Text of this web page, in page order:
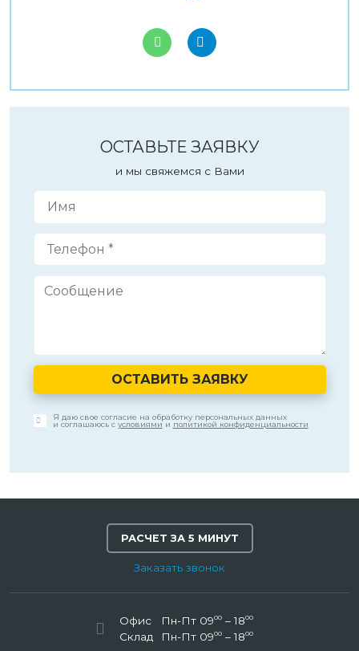
ОСТАВЬТЕ ЗАЯВКУ
и мы свяжемся с Вами
ОСТАВИТЬ ЗАЯВКУ
Я даю свое согласие на обработку персональных данных
и соглашаюсь с условиями и политикой конфиденциальности
РАСЧЕТ ЗА 5 МИНУТ
Заказать звонок
Офис Пн-Пт 0900– 1800
Склад Пн-Пт 0900– 1800